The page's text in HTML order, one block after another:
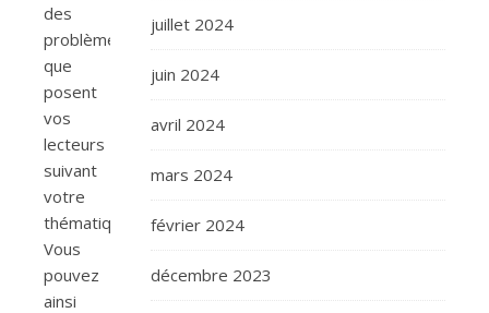
des
problèmes
que
posent
vos
lecteurs
suivant
votre
thématique.
Vous
pouvez
ainsi
juillet 2024
juin 2024
avril 2024
mars 2024
février 2024
décembre 2023